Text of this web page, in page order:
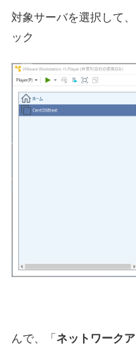
対象サーバを選択して、
ック
んで、「 ネットワーク